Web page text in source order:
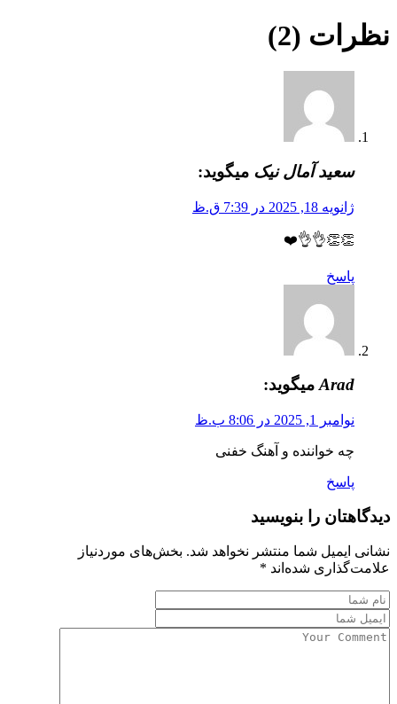
نظرات (2)
سعید آمال نیک میگوید:
ژانویه 18, 2025 در 7:39 ق.ظ
👏👏👌👌❤️
پاسخ
Arad میگوید:
نوامبر 1, 2025 در 8:06 ب.ظ
چه خواننده و آهنگ خفنی
پاسخ
دیدگاهتان را بنویسید
نشانی ایمیل شما منتشر نخواهد شد. بخش‌های موردنیاز
علامت‌گذاری شده‌اند *